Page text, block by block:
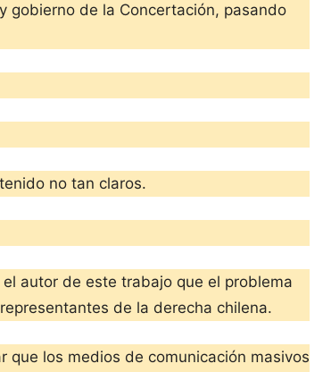
gobierno de la Concertación, pasando
no tan claros.
autor de este trabajo que el problema
de la derecha chilena.
que los medios de comunicación masivos